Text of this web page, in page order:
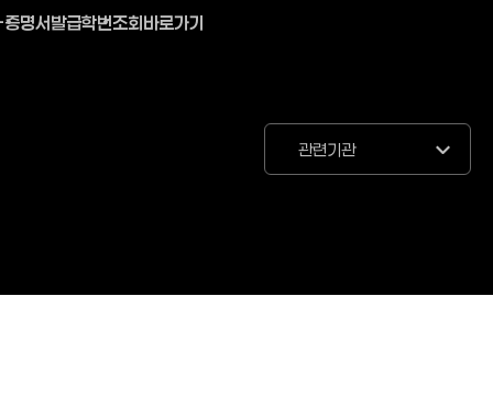
명서발급학번조회바로가기
관련기관